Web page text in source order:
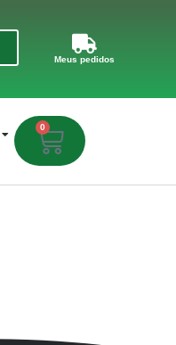
Meus pedidos
0
Carrinho